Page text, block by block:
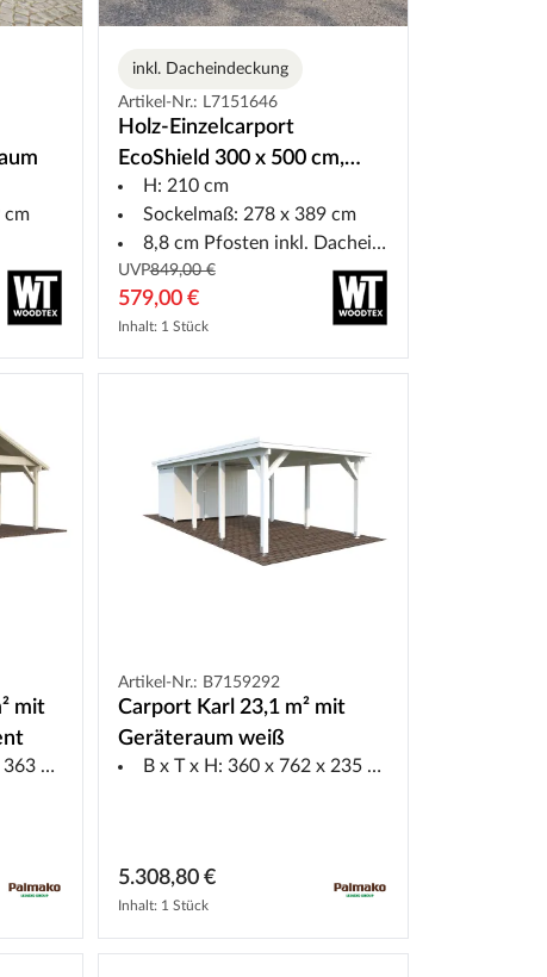
cm
inkl. Dacheindeckung
Artikel-Nr.: L7151646
Holz-Einzelcarport
EcoShield 300 x 500 cm,
FichteH: 210 cm
Sockelmaß: 278 x 389 cm
8,8 cm Pfosten inkl. Dacheindeckung
UVP849,00 €
579,00 €
Inhalt: 1 Stück
mit
cm
Artikel-Nr.: B7159292
Carport Karl 23,1 m² mit
Geräteraum weiß
B x T x H: 360 x 762 x 235 cm
5.308,80 €
Inhalt: 1 Stück